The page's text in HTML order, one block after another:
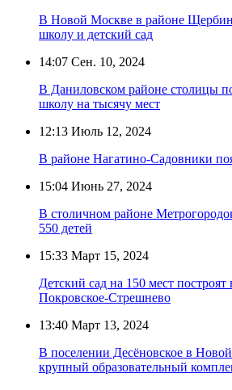
В Новой Москве в районе
школу и детский сад
14:07 Сен. 10, 2024
В Даниловском районе столицы
школу на тысячу мест
12:13 Июль 12, 2024
В районе Нагатино-Садовники
15:04 Июнь 27, 2024
В столичном районе
550 детей
15:33 Март 15, 2024
Детский сад на 150 мест
Покровское-Стрешнево
13:40 Март 13, 2024
В поселении Десёновское в
крупный образовательный